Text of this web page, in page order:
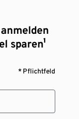
sparen¹
* Pflichtfeld